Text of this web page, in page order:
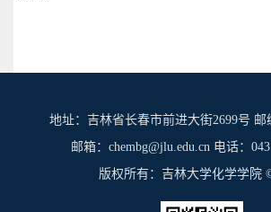
地址：吉林省长春市前进大街2699号 邮
邮箱：chembg@jlu.edu.cn 电话：
版权所有：吉林大学化学学院